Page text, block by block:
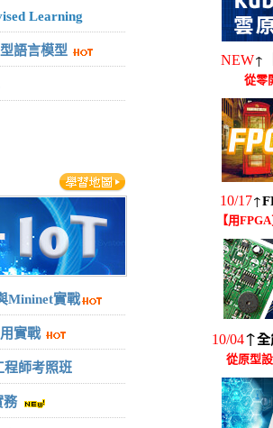
Learning
語言模型
Mininet實戰
實戰
程師考照班
務
NEW↑
從零
10/17↑
【用
10/04↑全
從原型